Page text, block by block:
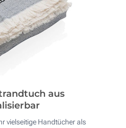
aus
vielseitige Handtücher als